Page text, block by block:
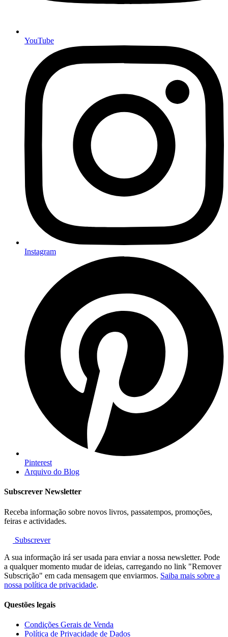
YouTube
Instagram
Pinterest
Arquivo do Blog
Subscrever Newsletter
Receba informação sobre novos livros, passatempos, promoções,
feiras e actividades.
Subscrever
A sua informação irá ser usada para enviar a nossa newsletter. Pode
a qualquer momento mudar de ideias, carregando no link "Remover
Subscrição" em cada mensagem que enviarmos. Saiba mais sobre a
nossa política de privacidade.
Questões legais
Condições Gerais de Venda
Política de Privacidade de Dados